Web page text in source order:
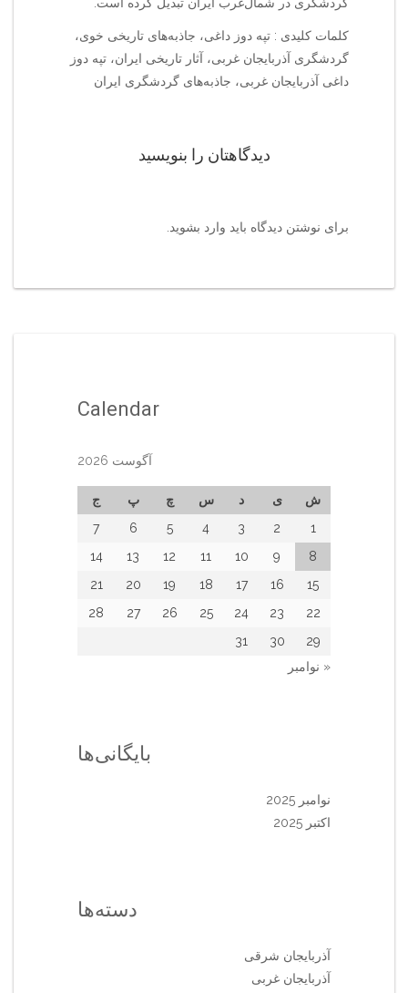
کلمات کلیدی : تپه دوز داغی، جاذبه‌های تاریخی خوی،
گردشگری آذربایجان غربی، آثار تاریخی ایران، تپه دوز
داغی آذربایجان غربی، جاذبه‌های گردشگری ایران
دیدگاهتان را بنویسید
برای نوشتن دیدگاه باید وارد بشوید
Calendar
آگوست 2026
ش ی د س چ پ
ج
1
2
3
4
5
6
7
8
9
10
11
12
13
14
15
16
17
18
19
20
21
22
23
24
25
26
27
28
29
30
31
« نوامبر
بایگانی‌ها
نوامبر 2025
اکتبر 2025
دسته‌ها
آذربایجان شرقی
آذربایجان غربی